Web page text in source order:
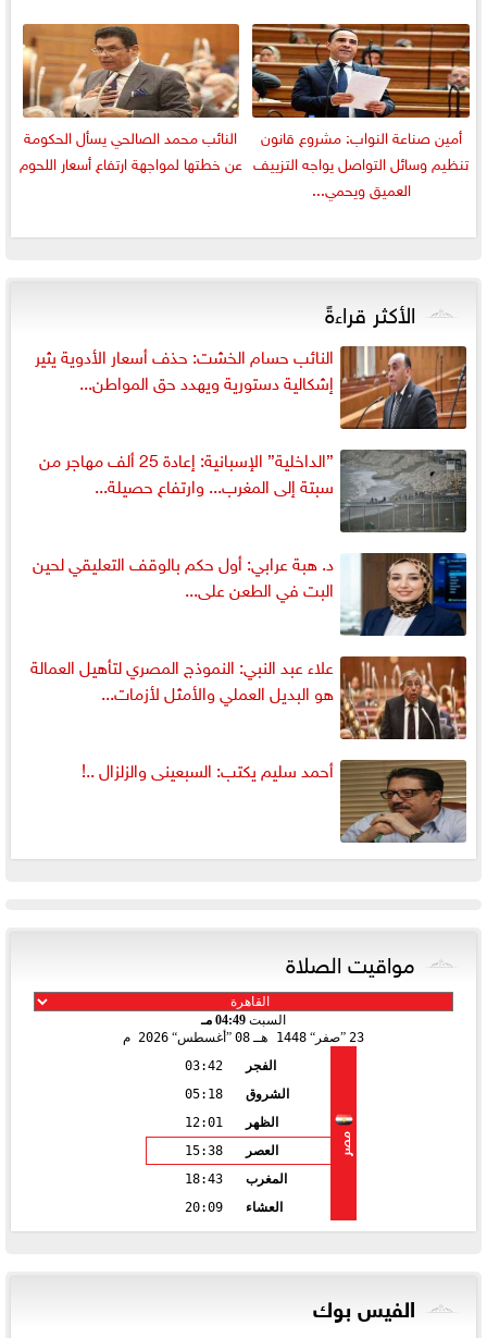
أمين صناعة النواب: مشروع قانون
تنظيم وسائل التواصل يواجه التزييف
العميق ويحمي...
النائب محمد الصالحي يسأل الحكومة
عن خطتها لمواجهة ارتفاع أسعار اللحوم
الأكثر قراءةً
النائب حسام الخشت: حذف أسعار الأدوية يثير
إشكالية دستورية ويهدد حق المواطن...
”الداخلية” الإسبانية: إعادة 25 ألف مهاجر من
سبتة إلى المغرب... وارتفاع حصيلة...
د. هبة عرابي: أول حكم بالوقف التعليقي لحين
البت في الطعن على...
علاء عبد النبي: النموذج المصري لتأهيل العمالة
هو البديل العملي والأمثل لأزمات...
أحمد سليم يكتب: السبعينى والزلزال ..!
مواقيت الصلاة
السبت 04:49 مـ
23 صفر 1448 هـ 08 أغسطس 2026 م
مصر
الفجر
03:42
الشروق
05:18
الظهر
12:01
العصر
15:38
المغرب
18:43
العشاء
20:09
الفيس بوك